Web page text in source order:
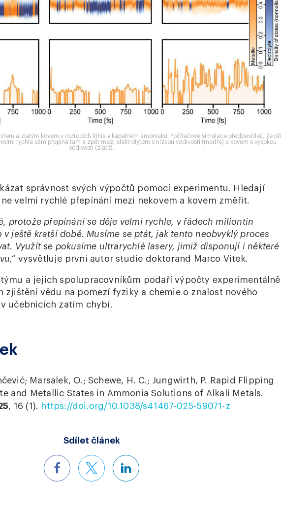
a zlatým kovem v roztocích lithia v kapalném amoniaku. Počítačové simulace předpovídají, že při
rychle sám přepíná tam a zpět mezi elektrolytem s nízkou vodivostí (modře) a kovem s vysokou
vodivostí (zlatě).
správnost svých výpočtů pomocí experimentu. Hledají
velmi rychlé přepínání mezi nekovem a kovem změřit.
protože přepínání se děje velmi rychle, v řádech miliontin
ještě kratší době. Musíme se ptát, jak tento neobvyklý proces
Využít se pokusíme ultrarychlé lasery, jimiž disponují i některé
vysvětluje první autor studie doktorand Marco Vitek.
a jejich spolupracovníkům podaří výpočty experimentálně
vědu na pomezí fyziky a chemie o znalost nového
učebnicích zatím chybí.
Marsalek, O.; Schewe, H. C.; Jungwirth, P. Rapid Flipping
and Metallic States in Ammonia Solutions of Alkali Metals.
, 16 (1). https://doi.org/10.1038/s41467-025-59071-z
Sdílet článek